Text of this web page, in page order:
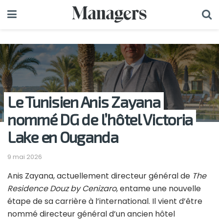
Le Tunisien Anis Zayana
nommé DG de l’hôtel Victoria
Lake en Ouganda
9 mai 2026
Anis Zayana, actuellement directeur général de The
Residence Douz by Cenizaro, entame une nouvelle
étape de sa carrière à l’international. Il vient d’être
nommé directeur général d’un ancien hôtel